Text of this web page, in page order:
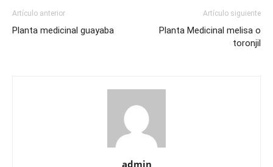
Artículo anterior
Planta medicinal guayaba
Artículo siguiente
Planta Medicinal melisa o
toronjil
admin